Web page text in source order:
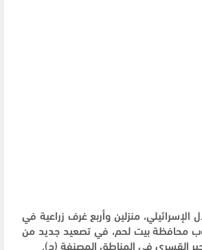
منزلين وأربع غرف زراعية في
محافظة بيت لحم، في تصعيد جديد من
القسري في المناطق المصنفة (ج).